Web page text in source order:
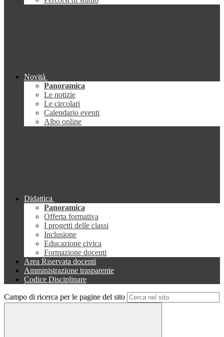
Novità
Panoramica
Le notizie
Le circolari
Calendario eventi
Albo online
Didattica
Panoramica
Offerta formativa
I progetti delle classi
Inclusione
Educazione civica
Formazione docenti
Area Riservata docenti
Amministrazione trasparente
Codice Disciplinare
Campo di ricerca per le pagine del sito